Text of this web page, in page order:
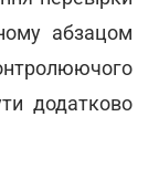
абзацом
додатково